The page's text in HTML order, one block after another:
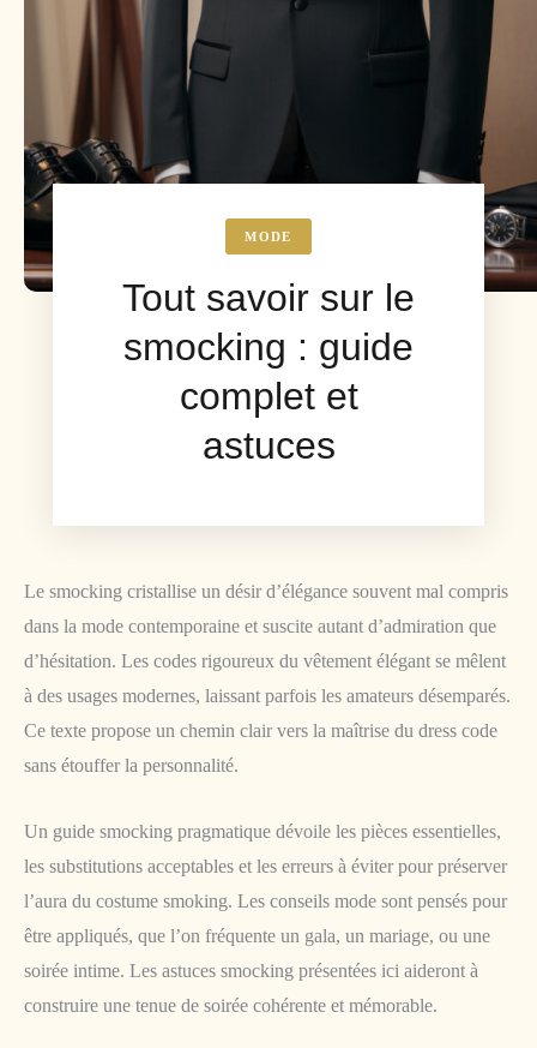
MODE
Tout savoir sur le
smocking : guide
complet et
astuces
Le smocking cristallise un désir d’élégance souvent mal compris
dans la mode contemporaine et suscite autant d’admiration que
d’hésitation. Les codes rigoureux du vêtement élégant se mêlent
à des usages modernes, laissant parfois les amateurs désemparés.
Ce texte propose un chemin clair vers la maîtrise du dress code
sans étouffer la personnalité.
Un guide smocking pragmatique dévoile les pièces essentielles,
les substitutions acceptables et les erreurs à éviter pour préserver
l’aura du costume smoking. Les conseils mode sont pensés pour
être appliqués, que l’on fréquente un gala, un mariage, ou une
soirée intime. Les astuces smocking présentées ici aideront à
construire une tenue de soirée cohérente et mémorable.